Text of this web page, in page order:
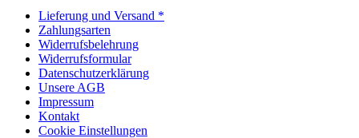
Lieferung und Versand *
Zahlungsarten
Widerrufsbelehrung
Widerrufsformular
Datenschutzerklärung
Unsere AGB
Impressum
Kontakt
Cookie Einstellungen